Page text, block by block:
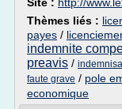
Thèmes liés :
payes /
indemnite
preavis /
faute grave / pole
economique